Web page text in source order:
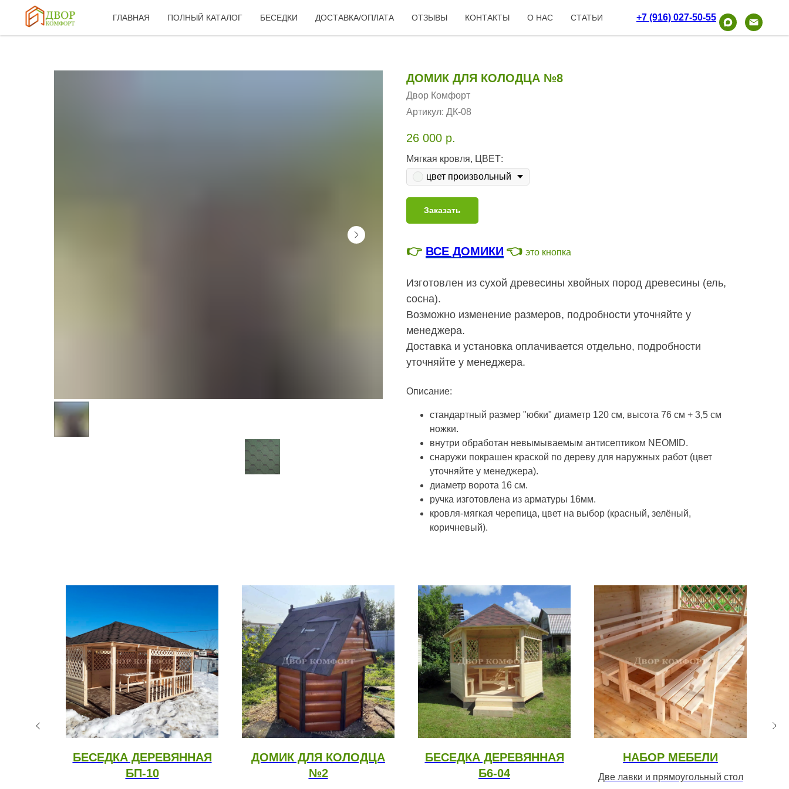
ГЛАВНАЯ ПОЛНЫЙ КАТАЛОГ БЕСЕДКИ ДОСТАВКА/ОПЛАТА ОТЗЫВЫ КОНТАКТЫ О НАС СТАТЬИ +7 (916) 027-50-55
ДОМИК ДЛЯ КОЛОДЦА №8
Двор Комфорт
Артикул: ДК-08
26 000 р.
Мягкая кровля, ЦВЕТ:
цвет произвольный
Заказать
👉 ВСЕ ДОМИКИ 👈 это кнопка
Изготовлен из сухой древесины хвойных пород древесины (ель,
сосна).
Возможно изменение размеров, подробности уточняйте у
менеджера.
Доставка и установка оплачивается отдельно, подробности
уточняйте у менеджера.
Описание:
стандартный размер "юбки" диаметр 120 см, высота 76 см + 3,5 см
ножки.
внутри обработан невымываемым антисептиком NEOMID.
снаружи покрашен краской по дереву для наружных работ (цвет
уточняйте у менеджера).
диаметр ворота 16 см.
ручка изготовлена из арматуры 16мм.
кровля-мягкая черепица, цвет на выбор (красный, зелёный,
коричневый).
БЕСЕДКА ДЕРЕВЯННАЯ
БП-10
ДОМИК ДЛЯ КОЛОДЦА
№2
БЕСЕДКА ДЕРЕВЯННАЯ
Б6-04
НАБОР МЕБЕЛИ
Две лавки и прямоугольный стол